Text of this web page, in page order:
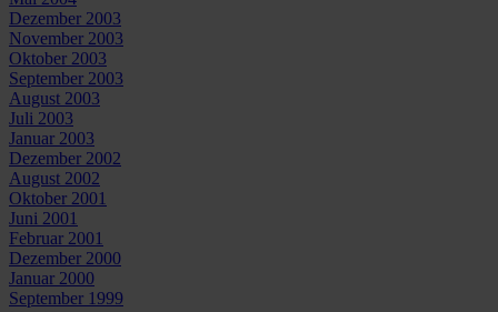
Dezember 2003
November 2003
Oktober 2003
September 2003
August 2003
Juli 2003
Januar 2003
Dezember 2002
August 2002
Oktober 2001
Juni 2001
Februar 2001
Dezember 2000
Januar 2000
September 1999